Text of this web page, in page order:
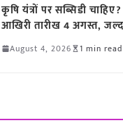
कृषि यंत्रों पर सब्सिडी
आखिरी तारीख 4 अगस्त,
August 4, 2026 1 min read